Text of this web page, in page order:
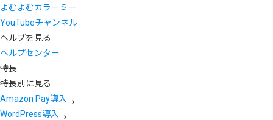
よむよむカラーミー
YouTubeチャンネル
ヘルプを見る
ヘルプセンター
特長
特長別に見る
Amazon Pay導入
WordPress導入